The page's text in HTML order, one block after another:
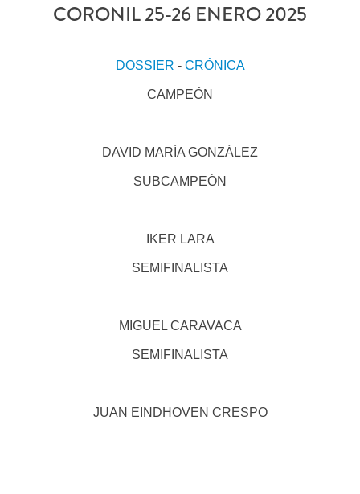
CORONIL 25-26 ENERO 2025
DOSSIER - CRÓNICA
CAMPEÓN
DAVID MARÍA GONZÁLEZ
SUBCAMPEÓN
IKER LARA
SEMIFINALISTA
MIGUEL CARAVACA
SEMIFINALISTA
JUAN EINDHOVEN CRESPO